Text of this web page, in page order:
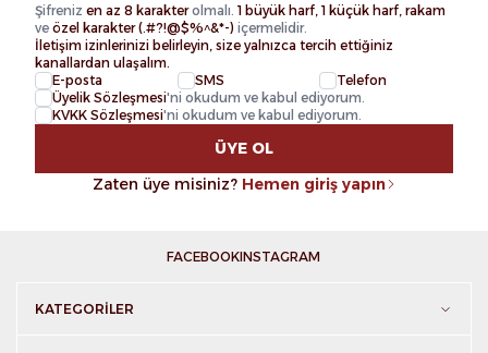
Şifreniz en az 8 karakterolmalı.1 büyük harf, 1 küçük harf, rakam
ve özel karakter (.#?!@$%^&*-) içermelidir.
İletişim izinlerinizi belirleyin, size yalnızca tercih ettiğiniz
kanallardan ulaşalım.
E-posta
SMS
Telefon
Üyelik Sözleşmesi'ni okudum ve kabul ediyorum.
KVKK Sözleşmesi'ni okudum ve kabul ediyorum.
ÜYE OL
Zaten üye misiniz? Hemen giriş yapın
FACEBOOKINSTAGRAM
KATEGORILER